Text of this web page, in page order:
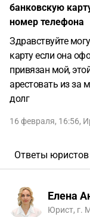
банковскую
номер телефона
Здравствуйте
карту если она
привязан мой,
арестовать из за
долг
16 февраля, 16:56,
Ответы юристов
Елена
Юрист, г.